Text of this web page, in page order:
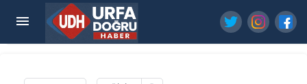
Okuma Yazma Öğrenen Anneler Mezuniyet